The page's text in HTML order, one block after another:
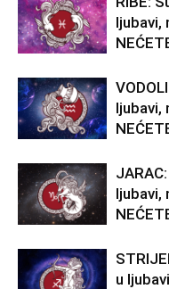
ljubavi,
ljubavi,
ljubavi,
u